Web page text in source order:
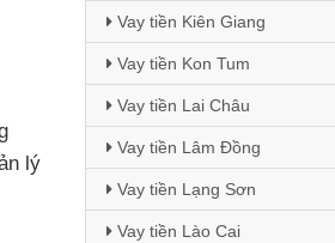
lý
Vay tiền Kiên Giang
Vay tiền Kon Tum
Vay tiền Lai Châu
Vay tiền Lâm Đồng
Vay tiền Lạng Sơn
Vay tiền Lào Cai